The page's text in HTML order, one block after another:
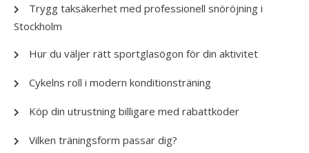
Trygg taksäkerhet med professionell snöröjning i
Stockholm
Hur du väljer rätt sportglasögon för din aktivitet
Cykelns roll i modern konditionsträning
Köp din utrustning billigare med rabattkoder
Vilken träningsform passar dig?